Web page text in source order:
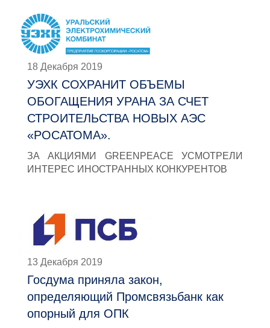
18 Декабря 2019
УЭХК СОХРАНИТ ОБЪЕМЫ
ОБОГАЩЕНИЯ УРАНА ЗА СЧЕТ
СТРОИТЕЛЬСТВА НОВЫХ АЭС
«РОСАТОМА».
ЗА АКЦИЯМИ GREENPEACE УСМОТРЕЛИ
ИНТЕРЕС ИНОСТРАННЫХ КОНКУРЕНТОВ
13 Декабря 2019
Госдума приняла закон,
определяющий Промсвязьбанк как
опорный для ОПК